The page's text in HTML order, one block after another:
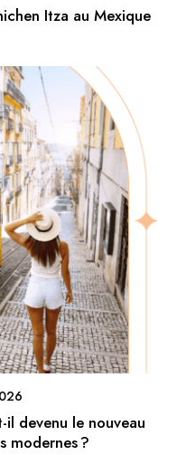
Itza au Mexique
il devenu le nouveau
modernes ?